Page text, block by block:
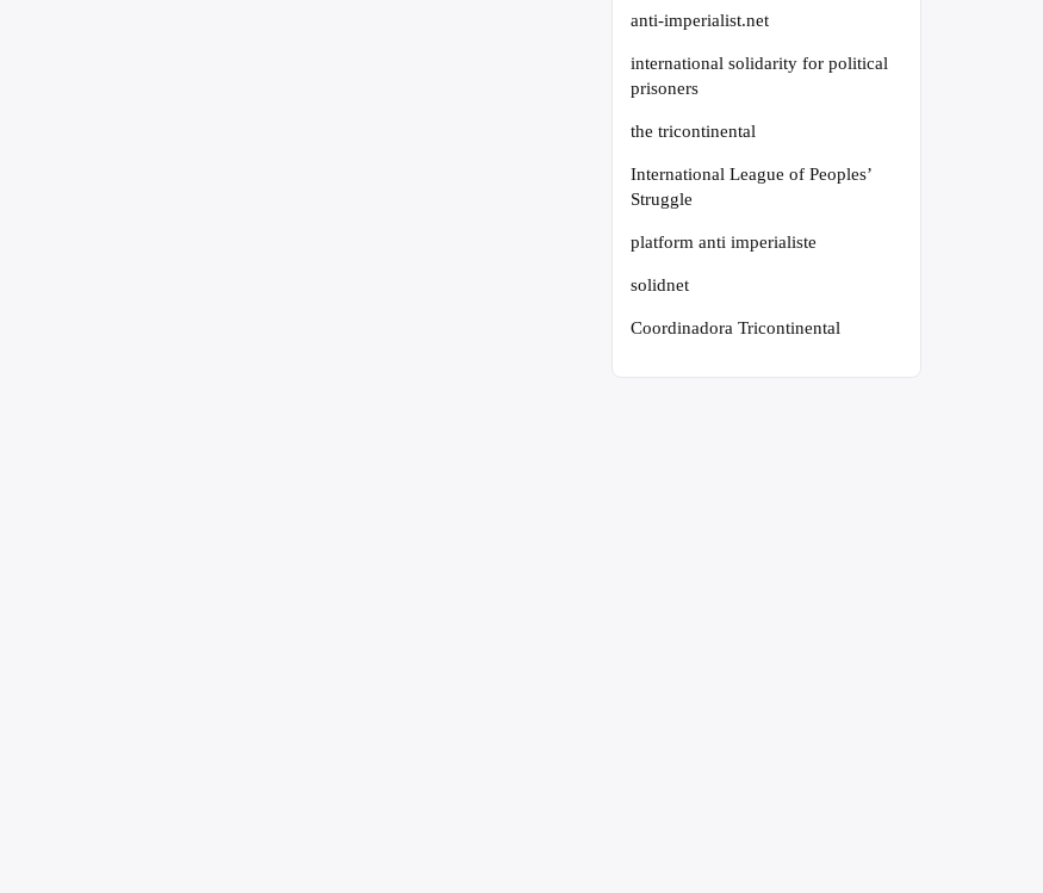
anti-imperialist.net
international solidarity for political
prisoners
the tricontinental
International League of Peoples’
Struggle
platform anti imperialiste
solidnet
Coordinadora Tricontinental